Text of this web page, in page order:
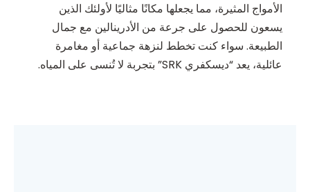
الأمواج المثيرة، مما يجعلها مكانًا مثاليًا لأولئك الذين
يسعون للحصول على جرعة من الأدرينالين مع جمال
الطبيعة. سواء كنت تخطط لنزهة جماعية أو مغامرة
عائلية، يعد “ديسكفري SRK” بتجربة لا تُنسى على المياه.